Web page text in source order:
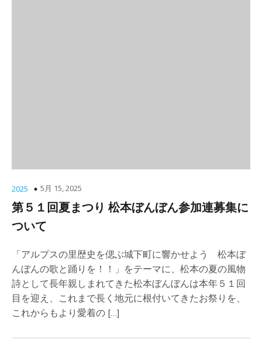
2025 5月 15, 2025
第５１回夏まつり 松本ぼんぼん参加連募集に
ついて
「アルプスの里歴史を偲ぶ城下町に響かせよう 松本ぼ
んぼんの歌と踊りを！！」をテーマに、松本の夏の風物
詩として長年親しまれてきた松本ぼんぼんは本年５１回
目を迎え、これまで長く地元に根付いてきたお祭りを、
これからもより愛着の […]